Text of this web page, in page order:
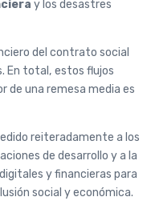
y los desastres
del contrato social
En total, estos flujos
de una remesa media es
reiteradamente a los
de desarrollo y a la
y financieras para
social y económica.